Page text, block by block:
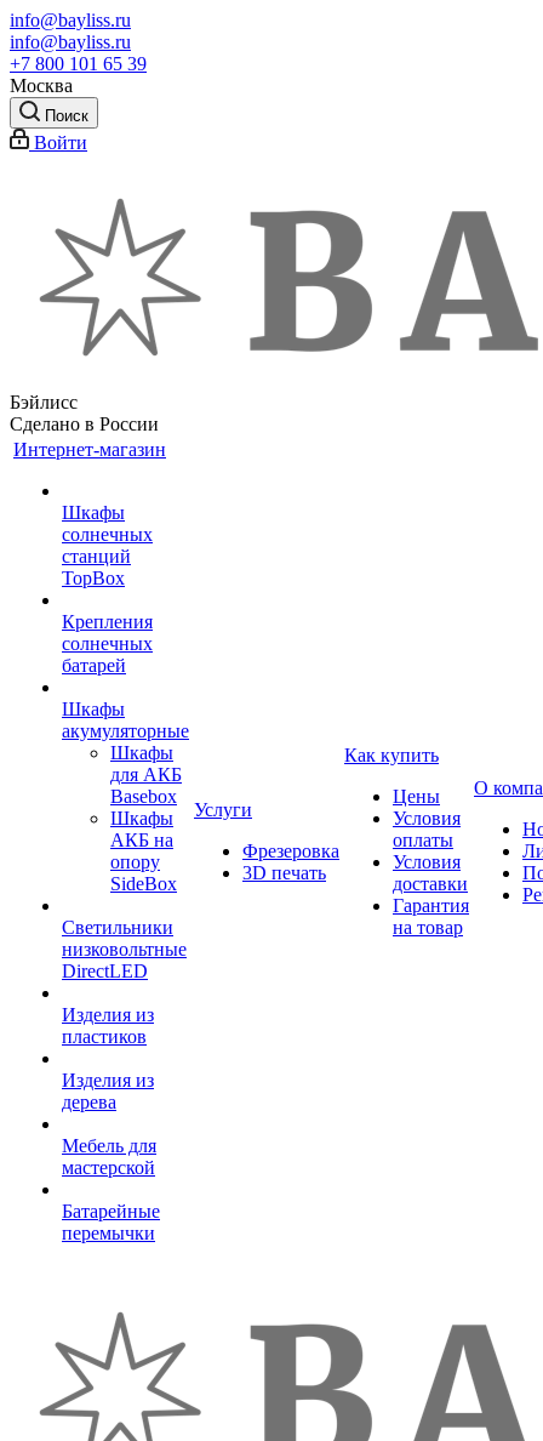
info@bayliss.ru
info@bayliss.ru
+7 800 101 65 39
Москва
Поиск
Войти
Бэйлисс
Сделано в России
Интернет-магазин
Шкафы
солнечных
станций
TopBox
Крепления
солнечных
батарей
Шкафы
акумуляторные
Шкафы
для АКБ
Basebox
Шкафы
АКБ на
опору
SideBox
Светильники
низковольтные
DirectLED
Изделия из
пластиков
Изделия из
дерева
Мебель для
мастерской
Батарейные
перемычки
Услуги
Фрезеровка
3D печать
Как купить
Цены
Условия
оплаты
Условия
доставки
Гарантия
на товар
О